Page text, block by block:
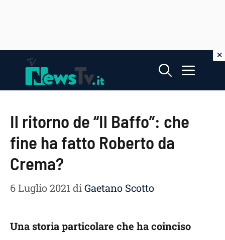
contenuto
Menu
Il ritorno de “Il Baffo”: che
fine ha fatto Roberto da
Crema?
6 Luglio 2021 diGaetano Scotto
Una storia particolare che ha coinciso